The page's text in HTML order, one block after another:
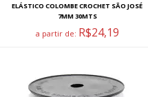
ELÁSTICO COLOMBE CROCHET SÃO JOSÉ
7MM 30MTS
a partir de: R$24,19